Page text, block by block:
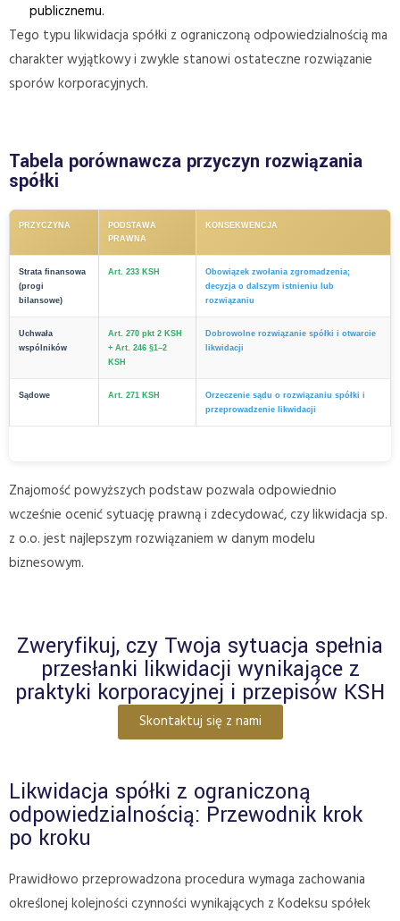
publicznemu.
Tego typu likwidacja spółki z ograniczoną odpowiedzialnością ma
charakter wyjątkowy i zwykle stanowi ostateczne rozwiązanie
sporów korporacyjnych.
Tabela porównawcza przyczyn rozwiązania
spółki
PRZYCZYNA
PODSTAWA
PRAWNA
KONSEKWENCJA
Strata finansowa
(progi
bilansowe)
Art. 233 KSH
Obowiązek zwołania zgromadzenia;
decyzja o dalszym istnieniu lub
rozwiązaniu
Uchwała
wspólników
Art. 270 pkt 2 KSH
+ Art. 246 §1–2
KSH
Dobrowolne rozwiązanie spółki i otwarcie
likwidacji
Sądowe Art. 271 KSH
Orzeczenie sądu o rozwiązaniu spółki i
przeprowadzenie likwidacji
Znajomość powyższych podstaw pozwala odpowiednio
wcześnie ocenić sytuację prawną i zdecydować, czy likwidacja sp.
z o.o. jest najlepszym rozwiązaniem w danym modelu
biznesowym.
Zweryfikuj, czy Twoja sytuacja spełnia
przesłanki likwidacji wynikające z
praktyki korporacyjnej i przepisów KSH
Skontaktuj się z nami
Likwidacja spółki z ograniczoną
odpowiedzialnością: Przewodnik krok
po kroku
Prawidłowo przeprowadzona procedura wymaga zachowania
określonej kolejności czynności wynikających z Kodeksu spółek